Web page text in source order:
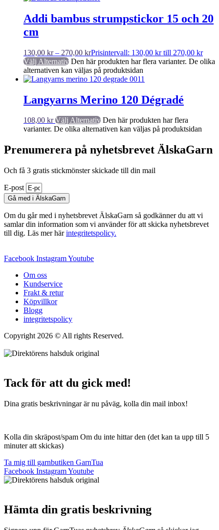
Addi bambus strumpstickor 15 och 20
cm
130,00 kr – 270,00 krPrisintervall: 130,00 kr till 270,00 kr
Välj Alternativ Den här produkten har flera varianter. De olika
alternativen kan väljas på produktsidan
Langyarns Merino 120 Dégradé
108,00 kr Välj Alternativ Den här produkten har flera
varianter. De olika alternativen kan väljas på produktsidan
Prenumerera på nyhetsbrevet ÄlskaGarn
Och få 3 gratis stickmönster skickade till din mail
E-post
Gå med i ÄlskaGarn
Om du går med i nyhetsbrevet ÄlskaGarn så godkänner du att vi
samlar din information som vi använder för att skicka nyhetsbrevet
till dig. Läs mer härintegritetspolicy.
Facebook InstagramYoutube
Om oss
Kundservice
Frakt & retur
Köpvillkor
Blogg
integritetspolicy
Copyright 2026 © All rights Reserved.
Tack för att du gick med!
Dina gratis beskrivningar är nu påväg, kolla din mail inbox!
Kolla din skräpost/spam Om du inte hittar den (det kan ta upp till 5
minuter att skickas)
Ta mig till garnbutiken GarnTua
Facebook InstagramYoutube
Hämta din gratis beskrivning